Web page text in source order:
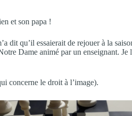
et son papa !
dit qu’il essaierait de rejouer à la
Dame animé par un enseignant. Je
concerne le droit à l’image).